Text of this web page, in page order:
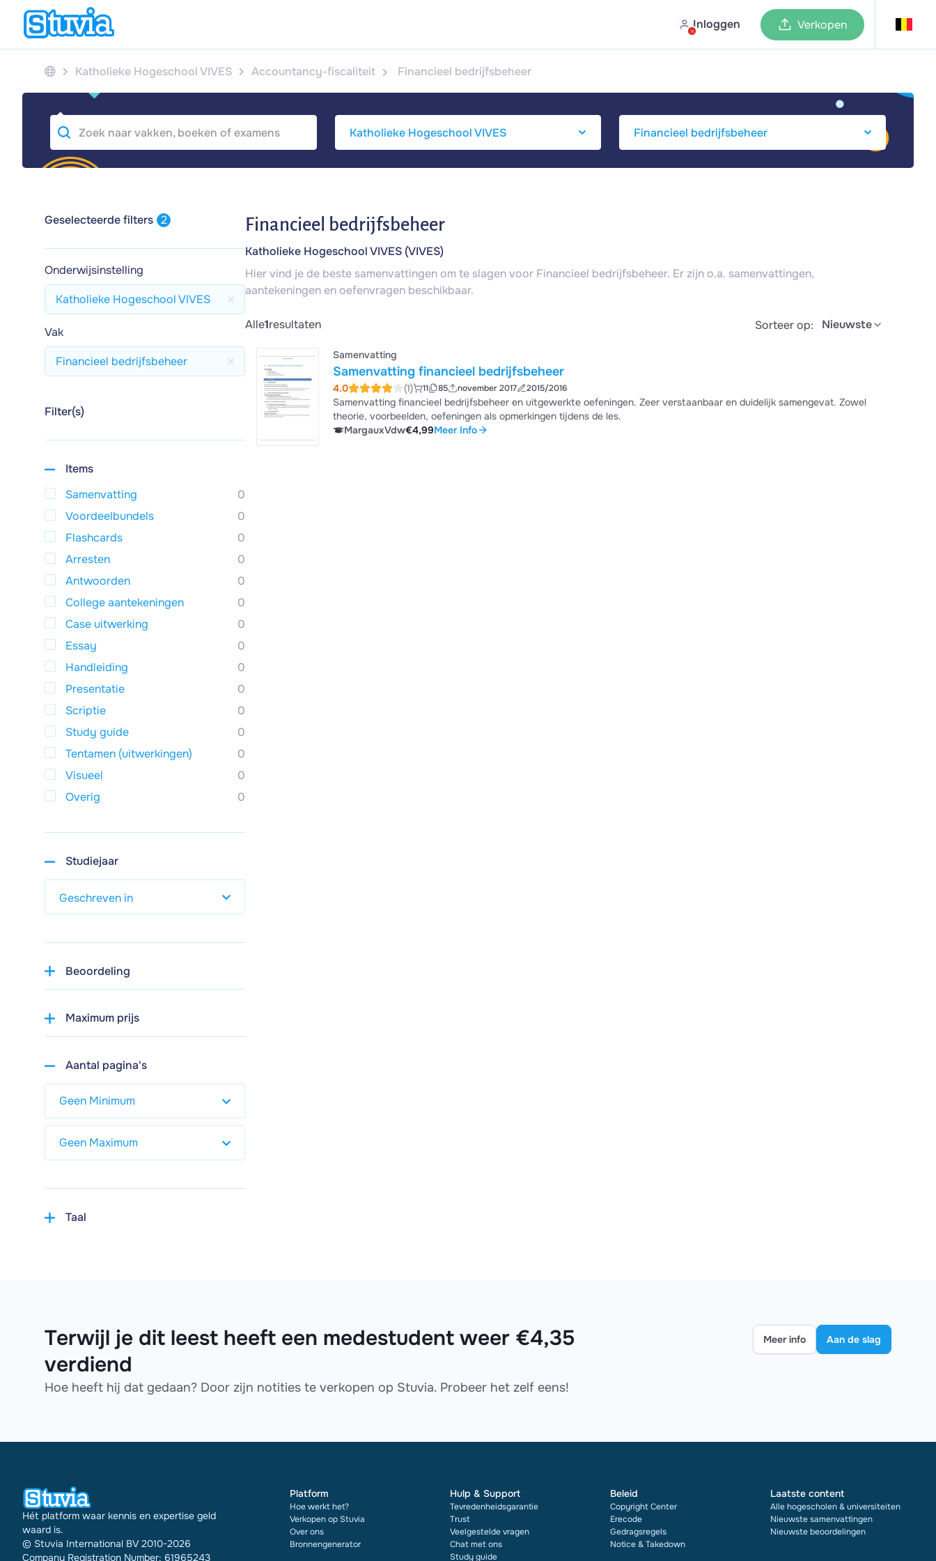
Inloggen Verkopen
Katholieke Hogeschool VIVES Accountancy-fiscaliteit Financieel bedrijfsbeheer
Geselecteerde filters 2
Onderwijsinstelling
Katholieke Hogeschool VIVES
Vak
Financieel bedrijfsbeheer
Filter(s)
Items
Samenvatting
0
Voordeelbundels
0
Flashcards
0
Arresten
0
Antwoorden
0
College aantekeningen
0
Case uitwerking
0
Essay
0
Handleiding
0
Presentatie
0
Scriptie
0
Study guide
0
Tentamen (uitwerkingen)
0
Visueel
0
Overig
0
Studiejaar
Beoordeling
Maximum prijs
Aantal pagina's
Taal
Financieel bedrijfsbeheer
Katholieke Hogeschool VIVES (VIVES)
Hier vind je de beste samenvattingen om te slagen voor Financieel bedrijfsbeheer. Er zijn o.a. samenvattingen,
aantekeningen en oefenvragen beschikbaar.
Alle1resultaten Sorteer op: Nieuwste
Samenvatting
Samenvatting financieel bedrijfsbeheer
4.0 (1) 11 85 november 2017 2015/2016
Samenvatting financieel bedrijfsbeheer en uitgewerkte oefeningen. Zeer verstaanbaar en duidelijk samengevat. Zowel
theorie, voorbeelden, oefeningen als opmerkingen tijdens de les.
MargauxVdw€4,99Meer Info
Terwijl je dit leest heeft een medestudent weer €4,35
verdiend
Hoe heeft hij dat gedaan? Door zijn notities te verkopen op Stuvia. Probeer het zelf eens!
Meer info Aan de slag
Hét platform waar kennis en expertise geld
waard is.
© Stuvia International BV 2010-2026
Company Registration Number: 61965243
Platform
Hoe werkt het?
Verkopen op Stuvia
Over ons
Bronnengenerator
Hulp & Support
Tevredenheidsgarantie
Trust
Veelgestelde vragen
Chat met ons
Study guide
Beleid
Copyright Center
Erecode
Gedragsregels
Notice & Takedown
Laatste content
Alle hogescholen & universiteiten
Nieuwste samenvattingen
Nieuwste beoordelingen